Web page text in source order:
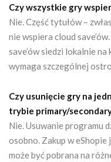
Czy wszystkie gry
Nie. Część tytułów –
nie wspiera cloud
save’ów siedzi lokalnie
wymaga szczególnej
Czy usunięcie gry na
trybie primary/
Nie. Usuwanie programu
osobno. Zakup w
może być pobrana na